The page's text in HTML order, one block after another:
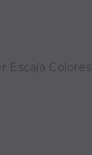
Escala Colores